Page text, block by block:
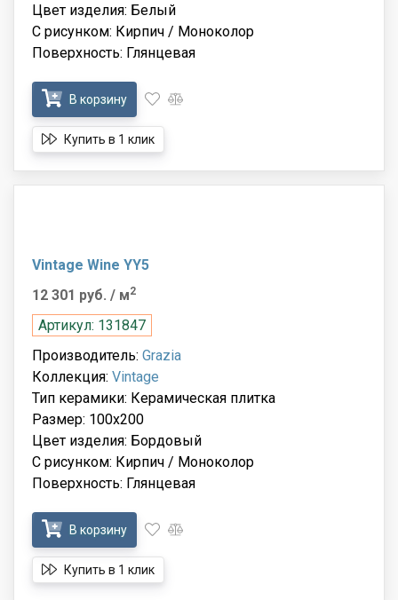
Цвет изделия: Белый
С рисунком: Кирпич / Моноколор
Поверхность: Глянцевая
В корзину
Купить в 1 клик
Vintage Wine YY5
12 301 руб. / м2
Артикул: 131847
Производитель: Grazia
Коллекция: Vintage
Тип керамики: Керамическая плитка
Размер: 100x200
Цвет изделия: Бордовый
С рисунком: Кирпич / Моноколор
Поверхность: Глянцевая
В корзину
Купить в 1 клик